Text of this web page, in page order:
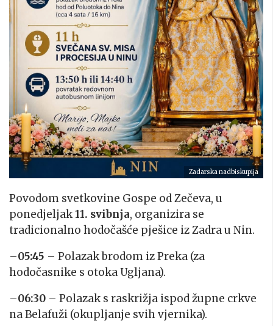
Zadarska nadbiskupija
Povodom svetkovine Gospe od Zečeva, u
ponedjeljak11. svibnja, organizira se
tradicionalno hodočašće pješice iz Zadra u Nin.
–05:45 – Polazak brodom iz Preka (za
hodočasnike s otoka Ugljana).
–06:30 – Polazak s raskrižja ispod župne crkve
na Belafuži (okupljanje svih vjernika).